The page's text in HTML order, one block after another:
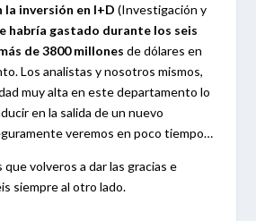
la inversión en I+D (Investigación y
habría gastado durante los seis
de 3800 millones de dólares en
Los analistas y nosotros mismos,
muy alta en este departamento lo
en la salida de un nuevo
veremos en poco tiempo…
que volveros a dar las gracias e
siempre al otro lado.